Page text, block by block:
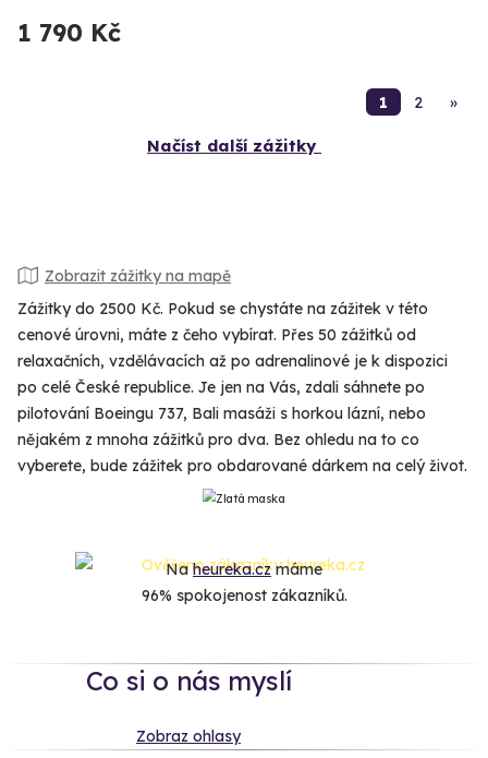
1 790 Kč
1 2 »
Načíst další zážitky
Zobrazit zážitky na mapě
Zážitky do 2500 Kč. Pokud se chystáte na zážitek v této
cenové úrovni, máte z čeho vybírat. Přes 50 zážitků od
relaxačních, vzdělávacích až po adrenalinové je k dispozici
po celé České republice. Je jen na Vás, zdali sáhnete po
pilotování Boeingu 737, Bali masáži s horkou lázní, nebo
nějakém z mnoha zážitků pro dva. Bez ohledu na to co
vyberete, bude zážitek pro obdarované dárkem na celý život.
Naheureka.czmáme
96% spokojenost zákazníků.
Co si o nás myslí
Zobraz ohlasy